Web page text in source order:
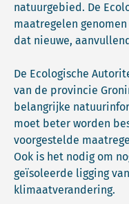
natuurgebied. De
maatregelen
dat nieuwe,
De Ecologische
van de provincie
belangrijke
moet beter worden
voorgestelde
Ook is het nodig om
geïsoleerde ligging
klimaatverandering.